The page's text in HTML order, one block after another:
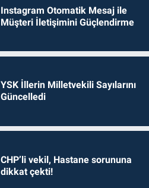
Instagram Otomatik Mesaj ile
Müşteri İletişimini Güçlendirme
YSK İllerin Milletvekili Sayılarını
Güncelledi
CHP’li vekil, Hastane sorununa
dikkat çekti!